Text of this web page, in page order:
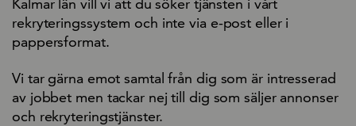
rekryteringssystem och inte via e-post eller i
pappersformat.
Vi tar gärna emot samtal från dig som är intresserad
av jobbet men tackar nej till dig som säljer annonser
och rekryteringstjänster.